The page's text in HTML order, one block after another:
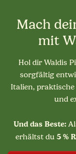
Mach
mit
Hol dir Waldis
sorgfältig
Italien, praktische
und
Und das Beste:
erhältst du 5 %